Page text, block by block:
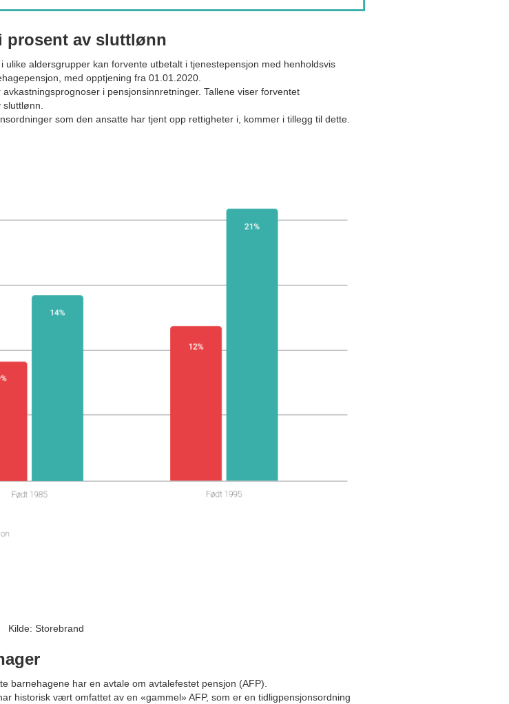
prosent av sluttlønn
aldersgrupper kan forvente utbetalt i tjenestepensjon med henholdsvis
med opptjening fra 01.01.2020.
i pensjonsinnretninger. Tallene viser forventet
sluttlønn.
som den ansatte har tjent opp rettigheter i, kommer i tillegg til dette.
Kilde: Storebrand
barnehagene har en avtale om avtalefestet pensjon (AFP).
historisk vært omfattet av en «gammel» AFP, som er en tidligpensjonsordning